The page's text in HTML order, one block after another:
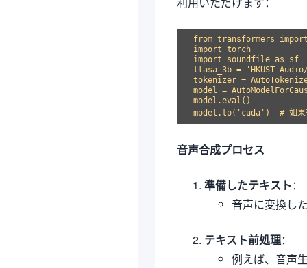
from transformers import
import torch
import soundfile as sf
llasa_3b = 'HKUST-
tokenizer =
model =
model.eval()
音声合成プロセス
準備したテキスト：
音声に変換し
テキスト前処理：
例えば、音声